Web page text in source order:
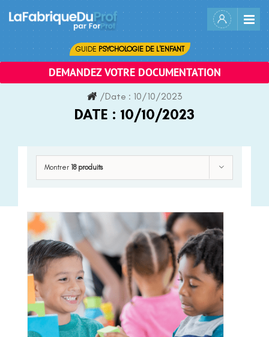
content
GUIDE PSYCHOLOGIE DE L'ENFANT
DEMANDEZ VOTRE DOCUMENTATION
/Date : 10/10/2023
DATE : 10/10/2023
Montrer 18 produits